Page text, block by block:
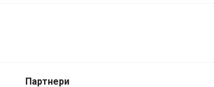
Партнери